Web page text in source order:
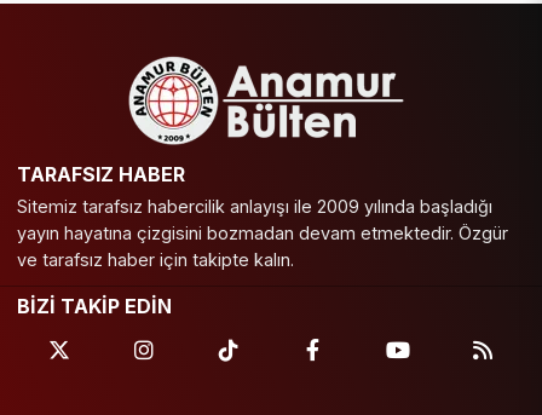
TARAFSIZ HABER
Sitemiz tarafsız habercilik anlayışı ile 2009 yılında başladığı
yayın hayatına çizgisini bozmadan devam etmektedir. Özgür
ve tarafsız haber için takipte kalın.
BİZİ TAKİP EDİN